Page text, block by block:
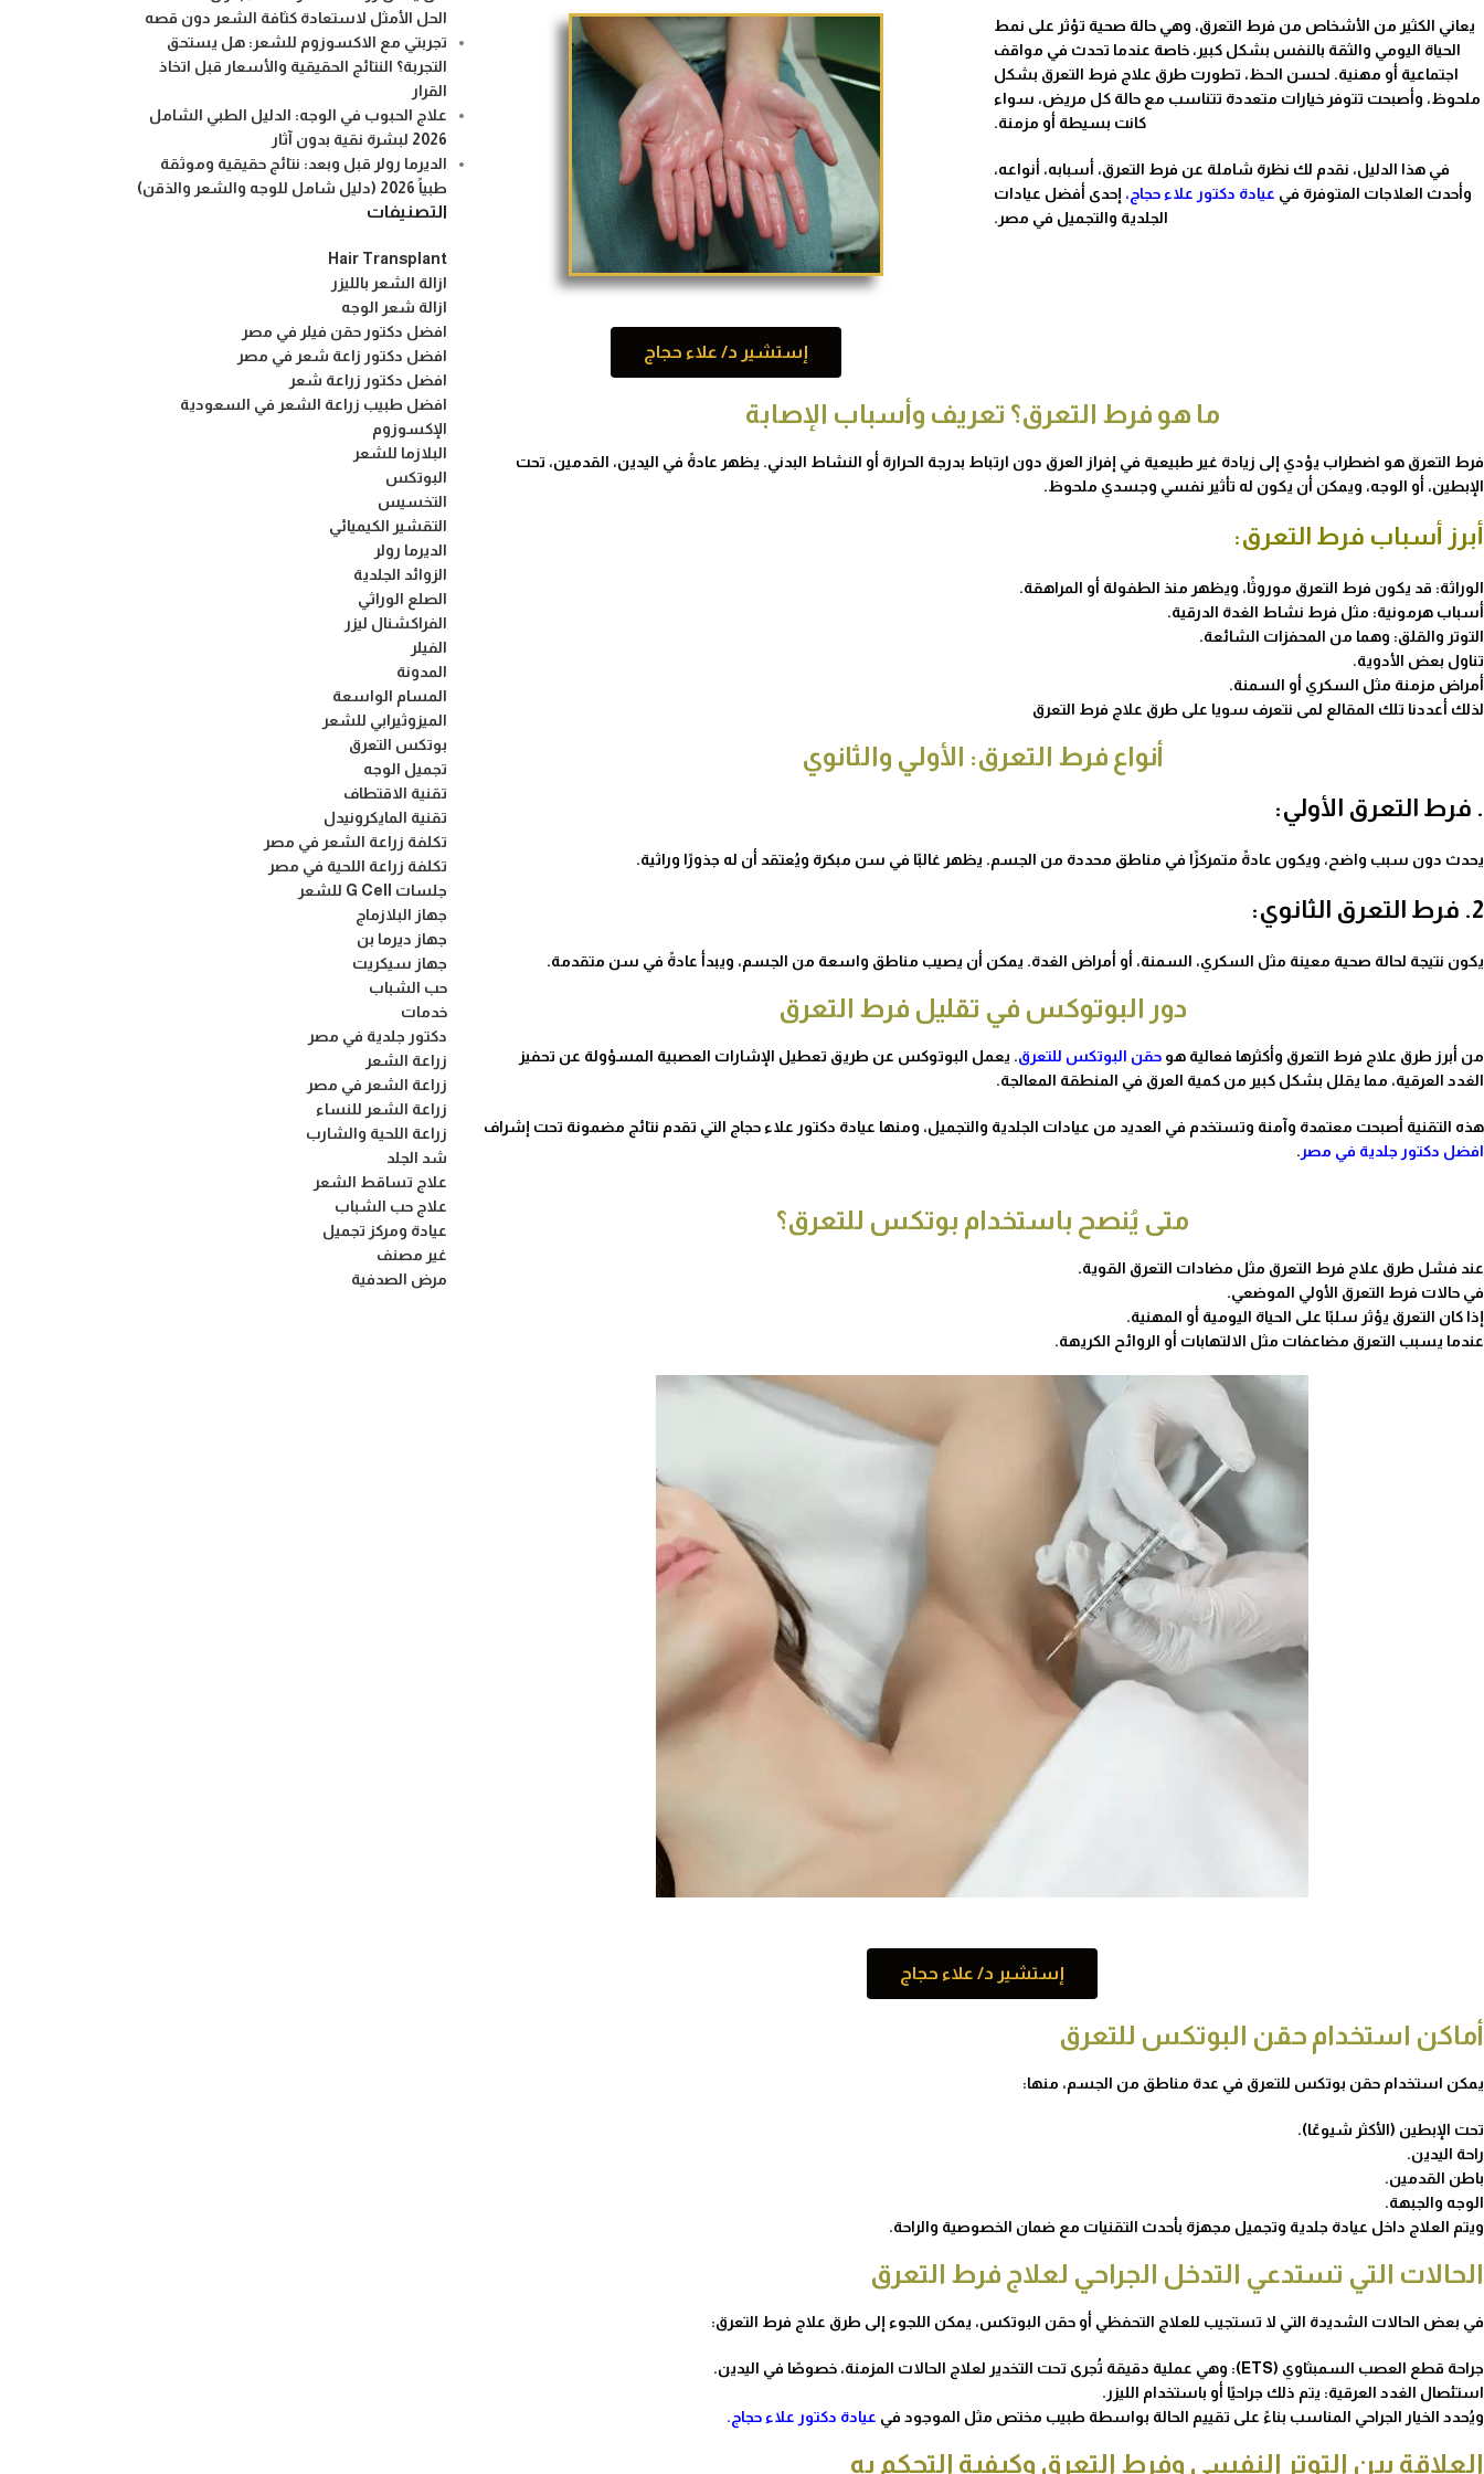
يعاني الكثير من الأشخاص من فرط التعرق، وهي حالة صحية تؤثر على نمط
الحياة اليومي والثقة بالنفس بشكل كبير، خاصة عندما تحدث في مواقف
اجتماعية أو مهنية. لحسن الحظ، تطورت طرق علاج فرط التعرق​ بشكل
ملحوظ، وأصبحت تتوفر خيارات متعددة تتناسب مع حالة كل مريض، سواء
كانت بسيطة أو مزمنة.
في هذا الدليل، نقدم لك نظرة شاملة عن فرط التعرق، أسبابه، أنواعه،
وأحدث العلاجات المتوفرة في عيادة دكتور علاء حجاج، إحدى أفضل عيادات
الجلدية والتجميل في مصر.
إستشير د/ علاء حجاج
ما هو فرط التعرق؟ تعريف وأسباب الإصابة
فرط التعرق هو اضطراب يؤدي إلى زيادة غير طبيعية في إفراز العرق دون ارتباط بدرجة الحرارة أو النشاط البدني. يظهر عادةً في اليدين، القدمين، تحت
الإبطين، أو الوجه، ويمكن أن يكون له تأثير نفسي وجسدي ملحوظ.
أبرز أسباب فرط التعرق:
الوراثة: قد يكون فرط التعرق موروثًا، ويظهر منذ الطفولة أو المراهقة.
أسباب هرمونية: مثل فرط نشاط الغدة الدرقية.
التوتر والقلق: وهما من المحفزات الشائعة.
تناول بعض الأدوية.
أمراض مزمنة مثل السكري أو السمنة.
لذلك أعددنا تلك المقالع لمى نتعرف سويا على طرق علاج فرط التعرق​
أنواع فرط التعرق: الأولي والثانوي
. فرط التعرق الأولي:
يحدث دون سبب واضح، ويكون عادةً متمركزًا في مناطق محددة من الجسم. يظهر غالبًا في سن مبكرة ويُعتقد أن له جذورًا وراثية.
2. فرط التعرق الثانوي:
يكون نتيجة لحالة صحية معينة مثل السكري، السمنة، أو أمراض الغدة. يمكن أن يصيب مناطق واسعة من الجسم، ويبدأ عادةً في سن متقدمة.
دور البوتوكس في تقليل فرط التعرق
من أبرز طرق علاج فرط التعرق​ وأكثرها فعالية هو حقن البوتكس للتعرق. يعمل البوتوكس عن طريق تعطيل الإشارات العصبية المسؤولة عن تحفيز
الغدد العرقية، مما يقلل بشكل كبير من كمية العرق في المنطقة المعالجة.
هذه التقنية أصبحت معتمدة وآمنة وتستخدم في العديد من عيادات الجلدية والتجميل، ومنها عيادة دكتور علاء حجاج التي تقدم نتائج مضمونة تحت إشراف
افضل دكتور جلدية في مصر .
متى يُنصح باستخدام بوتكس للتعرق؟
عند فشل طرق علاج فرط التعرق​ مثل مضادات التعرق القوية.
في حالات فرط التعرق الأولي الموضعي.
إذا كان التعرق يؤثر سلبًا على الحياة اليومية أو المهنية.
عندما يسبب التعرق مضاعفات مثل الالتهابات أو الروائح الكريهة.
إستشير د/ علاء حجاج
أماكن استخدام حقن البوتكس للتعرق
يمكن استخدام حقن بوتكس للتعرق في عدة مناطق من الجسم، منها:
تحت الإبطين (الأكثر شيوعًا).
راحة اليدين.
باطن القدمين.
الوجه والجبهة.
ويتم العلاج داخل عيادة جلدية وتجميل مجهزة بأحدث التقنيات مع ضمان الخصوصية والراحة.
الحالات التي تستدعي التدخل الجراحي لعلاج فرط التعرق
في بعض الحالات الشديدة التي لا تستجيب للعلاج التحفظي أو حقن البوتكس، يمكن اللجوء إلى طرق علاج فرط التعرق​:
جراحة قطع العصب السمبثاوي (ETS): وهي عملية دقيقة تُجرى تحت التخدير لعلاج الحالات المزمنة، خصوصًا في اليدين.
استئصال الغدد العرقية: يتم ذلك جراحيًا أو باستخدام الليزر.
ويُحدد الخيار الجراحي المناسب بناءً على تقييم الحالة بواسطة طبيب مختص مثل الموجود في عيادة دكتور علاء حجاج.
العلاقة بين التوتر النفسي وفرط التعرق وكيفية التحكم به
الحل الأمثل لاستعادة كثافة الشعر دون قصه
تجربتي مع الاكسوزوم للشعر: هل يستحق
التجربة؟ النتائج الحقيقية والأسعار قبل اتخاذ
القرار
علاج الحبوب في الوجه: الدليل الطبي الشامل
2026 لبشرة نقية بدون آثار
الديرما رولر قبل وبعد: نتائج حقيقية وموثقة
طبياً 2026 (دليل شامل للوجه والشعر والذقن)
التصنيفات
Hair Transplant
ازالة الشعر بالليزر
ازالة شعر الوجه
افضل دكتور حقن فيلر في مصر
افضل دكتور زاعة شعر في مصر
افضل دكتور زراعة شعر
افضل طبيب زراعة الشعر في السعودية
الإكسوزوم
البلازما للشعر
البوتكس
التخسيس
التقشير الكيميائي
الديرما رولر
الزوائد الجلدية
الصلع الوراثي
الفراكشنال ليزر
الفيلر
المدونة
المسام الواسعة
الميزوثيرابي للشعر
بوتكس التعرق
تجميل الوجه
تقنية الاقتطاف
تقنية المايكرونيدل
تكلفة زراعة الشعر في مصر
تكلفة زراعة اللحية في مصر
جلسات G Cell للشعر
جهاز البلازماج
جهاز ديرما بن
جهاز سيكريت
حب الشباب
خدمات
دكتور جلدية في مصر
زراعة الشعر
زراعة الشعر في مصر
زراعة الشعر للنساء
زراعة اللحية والشارب
شد الجلد
علاج تساقط الشعر
علاج حب الشباب
عيادة ومركز تجميل
غير مصنف
مرض الصدفية